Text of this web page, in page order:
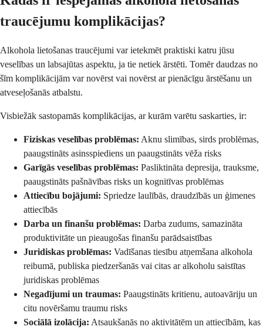
traucējumu komplikācijas?
Alkohola lietošanas traucējumi var ietekmēt praktiski katru jūsu
veselības un labsajūtas aspektu, ja tie netiek ārstēti. Tomēr daudzas no
šīm komplikācijām var novērst vai novērst ar pienācīgu ārstēšanu un
atveseļošanās atbalstu.
Visbiežāk sastopamās komplikācijas, ar kurām varētu saskarties, ir:
Fiziskas veselības problēmas: Aknu slimības, sirds problēmas,
paaugstināts asinsspiediens un paaugstināts vēža risks
Garīgās veselības problēmas: Pasliktināta depresija, trauksme,
paaugstināts pašnāvības risks un kognitīvas problēmas
Attiecību bojājumi: Spriedze laulībās, draudzībās un ģimenes
attiecībās
Darba un finanšu problēmas: Darba zudums, samazināta
produktivitāte un pieaugošas finanšu parādsaistības
Juridiskas problēmas: Vadīšanas tiesību atņemšana alkohola
reibumā, publiska piedzeršanās vai citas ar alkoholu saistītas
juridiskas problēmas
Negadījumi un traumas: Paaugstināts kritienu, autoavāriju un
citu novēršamu traumu risks
Sociālā izolācija: Atsaukšanās no aktivitātēm un attiecībām, kas